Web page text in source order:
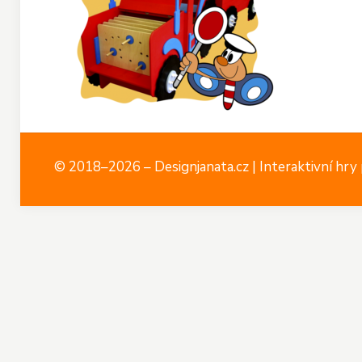
© 2018–2026 – Designjanata.cz | Interaktivní